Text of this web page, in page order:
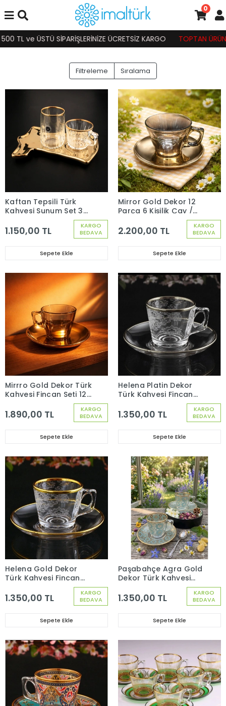
TL ve ÜSTÜ SİPARİŞLERİNİZE ÜCRETSİZ KARGO TOPTAN ÜRÜN
0
Filtreleme Sıralama
KARGO
BEDAVA
Kaftan Tepsili Türk
Kahvesi Sunum Set 3
1.150,00 TL
Sepete Ekle
KARGO
BEDAVA
Mirror Gold Dekor 12
Parça 6 Kişilik Çay /
Neskafe Fincan Seti
97302
2.200,00 TL
Sepete Ekle
KARGO
BEDAVA
Mirrro Gold Dekor Türk
Kahvesi Fincan Seti 12
Parça 6 Kişilik 97301
1.890,00 TL
Sepete Ekle
KARGO
BEDAVA
Helena Platin Dekor
Türk Kahvesi Fincan
Seti 12 Parça 6 Kişilik
97301
1.350,00 TL
Sepete Ekle
KARGO
BEDAVA
Helena Gold Dekor
Türk Kahvesi Fincan
Seti 12 Parça 6 Kişilik
97301
1.350,00 TL
Sepete Ekle
KARGO
BEDAVA
Paşabahçe Agra Gold
Dekor Türk Kahvesi
Fincan Seti 12 Parça 6
Kişilik 97301
1.350,00 TL
Sepete Ekle